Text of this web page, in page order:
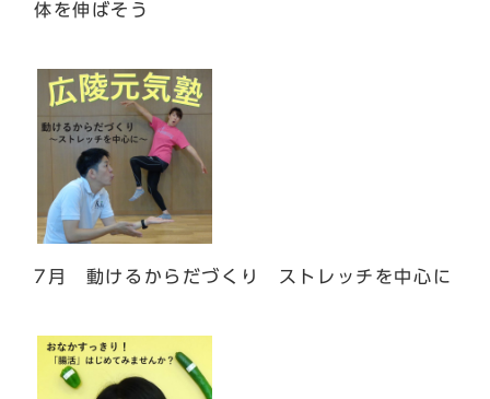
体を伸ばそう
7月 動けるからだづくり ストレッチを中心に